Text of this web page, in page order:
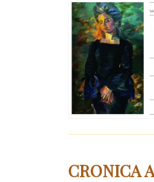
CRONICA